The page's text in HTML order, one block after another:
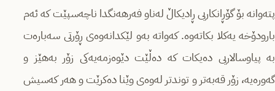
پتەوانە بۆ گۆڕانکاریی ڕادیکاڵ لەناو فەرهەنگدا ناچەسپێت کە ئەم
بارودۆخە یەکلا بکاتەوە. کەواتە بەو لێکدانەوەی ڕۆرتی سەبارەت
بە پیاوسالاریی دەیکات کە دەڵێت دێوەزمەیەکی زۆر بەهێز و
گەورەیە، زۆر قەبەتر و توندتر لەوەی وێنا دەکرێت و هەر کەسیش